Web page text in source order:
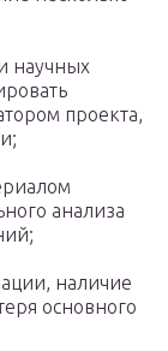
научных
проекта,
анализа
наличие
основного